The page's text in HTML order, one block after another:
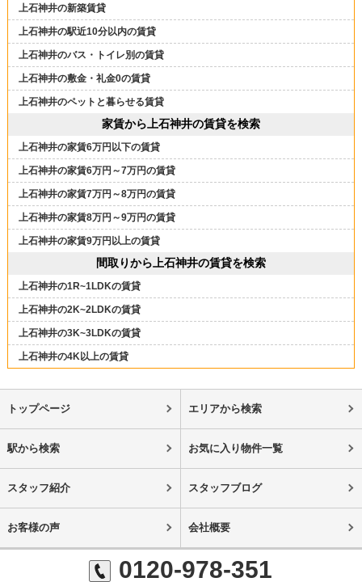
上石神井の新築賃貸
上石神井の駅近10分以内の賃貸
上石神井のバス・トイレ別の賃貸
上石神井の敷金・礼金0の賃貸
上石神井のペットと暮らせる賃貸
家賃から上石神井の賃貸を検索
上石神井の家賃6万円以下の賃貸
上石神井の家賃6万円～7万円の賃貸
上石神井の家賃7万円～8万円の賃貸
上石神井の家賃8万円～9万円の賃貸
上石神井の家賃9万円以上の賃貸
間取りから上石神井の賃貸を検索
上石神井の1R~1LDKの賃貸
上石神井の2K~2LDKの賃貸
上石神井の3K~3LDKの賃貸
上石神井の4K以上の賃貸
トップページ エリアから検索
駅から検索 お気に入り物件一覧
スタッフ紹介 スタッフブログ
お客様の声 会社概要
0120-978-351